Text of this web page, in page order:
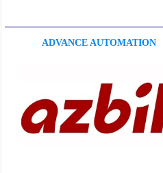
ADVANCE AUTOMATION